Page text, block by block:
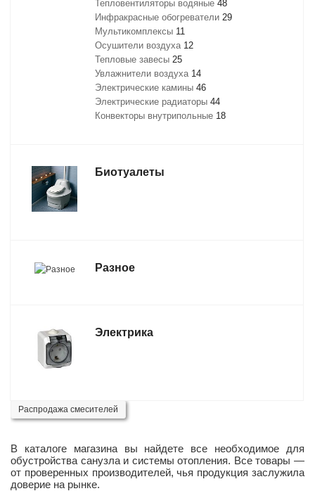
Тепловентиляторы водяные 48
Инфракрасные обогреватели 29
Мультикомплексы 11
Осушители воздуха 12
Тепловые завесы 25
Увлажнители воздуха 14
Электрические камины 46
Электрические радиаторы 44
Конвекторы внутрипольные 18
Биотуалеты
Разное
Электрика
Распродажа смесителей
В каталоге магазина вы найдете все необходимое для
обустройства санузла и системы отопления. Все товары —
от проверенных производителей, чья продукция заслужила
доверие на рынке.